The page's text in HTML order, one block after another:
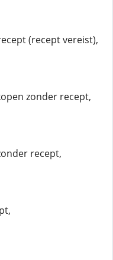
(recept vereist),
zonder recept,
recept,